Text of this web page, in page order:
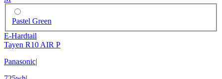
Pastel Green
E-Hardtail
Tayen R10 AIR P
Panasonic|